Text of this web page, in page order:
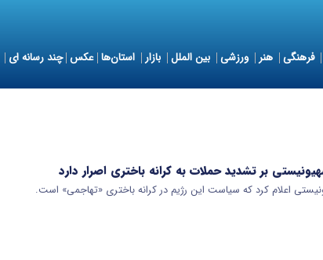
فرهنگی هنر ورزشی بین الملل بازار استان‌ها عکس چند رسانه ای
بر تشدید حملات به کرانه باختری اصرار دارد
اعلام کرد که سیاست این رژیم در کرانه باختری «تهاجمی» است.